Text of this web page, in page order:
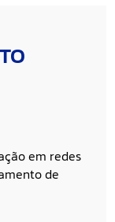
em redes
de